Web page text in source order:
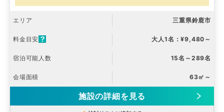
エリア 三重県鈴鹿市
料金目安 大人1名：¥9,480～
宿泊可能人数 15名～289名
会場面積 63㎡～
施設の詳細を見る